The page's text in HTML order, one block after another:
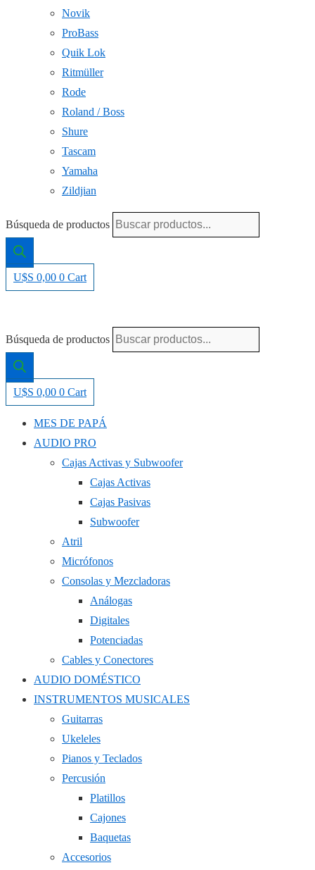
Novik
ProBass
Quik Lok
Ritmüller
Rode
Roland / Boss
Shure
Tascam
Yamaha
Zildjian
Búsqueda de productos
U$S 0,00 0 Cart
Búsqueda de productos
U$S 0,00 0 Cart
MES DE PAPÁ
AUDIO PRO
Cajas Activas y Subwoofer
Cajas Activas
Cajas Pasivas
Subwoofer
Atril
Micrófonos
Consolas y Mezcladoras
Análogas
Digitales
Potenciadas
Cables y Conectores
AUDIO DOMÉSTICO
INSTRUMENTOS MUSICALES
Guitarras
Ukeleles
Pianos y Teclados
Percusión
Platillos
Cajones
Baquetas
Accesorios